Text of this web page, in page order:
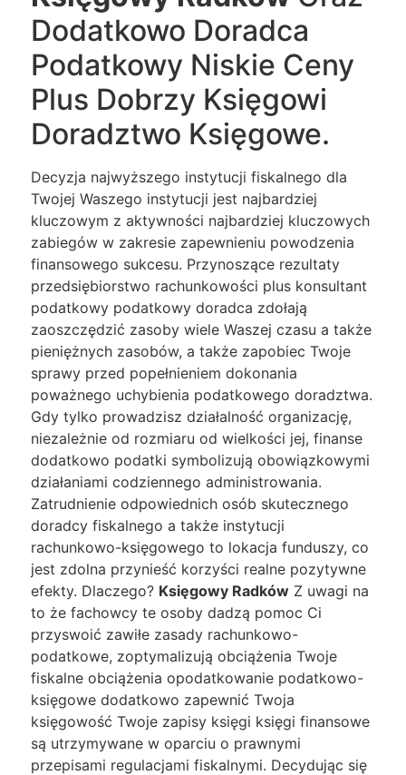
Dodatkowo Doradca
Podatkowy Niskie Ceny
Plus Dobrzy Księgowi
Doradztwo Księgowe.
Decyzja najwyższego instytucji fiskalnego dla
Twojej Waszego instytucji jest najbardziej
kluczowym z aktywności najbardziej kluczowych
zabiegów w zakresie zapewnieniu powodzenia
finansowego sukcesu. Przynoszące rezultaty
przedsiębiorstwo rachunkowości plus konsultant
podatkowy podatkowy doradca zdołają
zaoszczędzić zasoby wiele Waszej czasu a także
pieniężnych zasobów, a także zapobiec Twoje
sprawy przed popełnieniem dokonania
poważnego uchybienia podatkowego doradztwa.
Gdy tylko prowadzisz działalność organizację,
niezależnie od rozmiaru od wielkości jej, finanse
dodatkowo podatki symbolizują obowiązkowymi
działaniami codziennego administrowania.
Zatrudnienie odpowiednich osób skutecznego
doradcy fiskalnego a także instytucji
rachunkowo-księgowego to lokacja funduszy, co
jest zdolna przynieść korzyści realne pozytywne
efekty. Dlaczego? Księgowy Radków Z uwagi na
to że fachowcy te osoby dadzą pomoc Ci
przyswoić zawiłe zasady rachunkowo-
podatkowe, zoptymalizują obciążenia Twoje
fiskalne obciążenia opodatkowanie podatkowo-
księgowe dodatkowo zapewnić Twoja
księgowość Twoje zapisy księgi księgi finansowe
są utrzymywane w oparciu o prawnymi
przepisami regulacjami fiskalnymi. Decydując się